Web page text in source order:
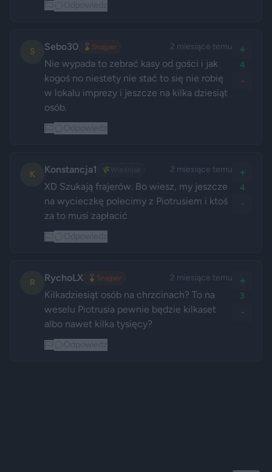
S Sebo30 🎖️ Snajper 2 miesiące temu
Nie wypada to zebrać kasy od gości i jak
kogoś no niestety nie stać to się nie robię
w lokalu imprezy i jeszcze na kilka dziesiąt
osób.
+
4
-
K Konstancja1 🌾 2 miesiące temu
XD Szukają frajerów. Bo wiesz, my jeszcze
na wycieczkę polecimy z Piotrusiem i ktoś
za to musi zapłacić
+
4
-
R RychoLX 🎖️ Snajper 2 miesiące temu
Kilkadziesiąt osób na chrzcinach? To na
weselu Piotrusia pewnie będzie kilkaset
albo nawet kilka tysięcy?
+
3
-